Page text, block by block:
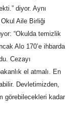
diyor. Aynı
Aile Birliği
“Okulda temizlik
Alo 170’e ihbarda
Cezayı
el atmalı. En
Devletimizden,
görebilecekleri kadar